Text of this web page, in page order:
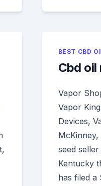
BEST CBD
Cbd
Vapor
Vapor
Devices,
seed
Kentucky
has filed a